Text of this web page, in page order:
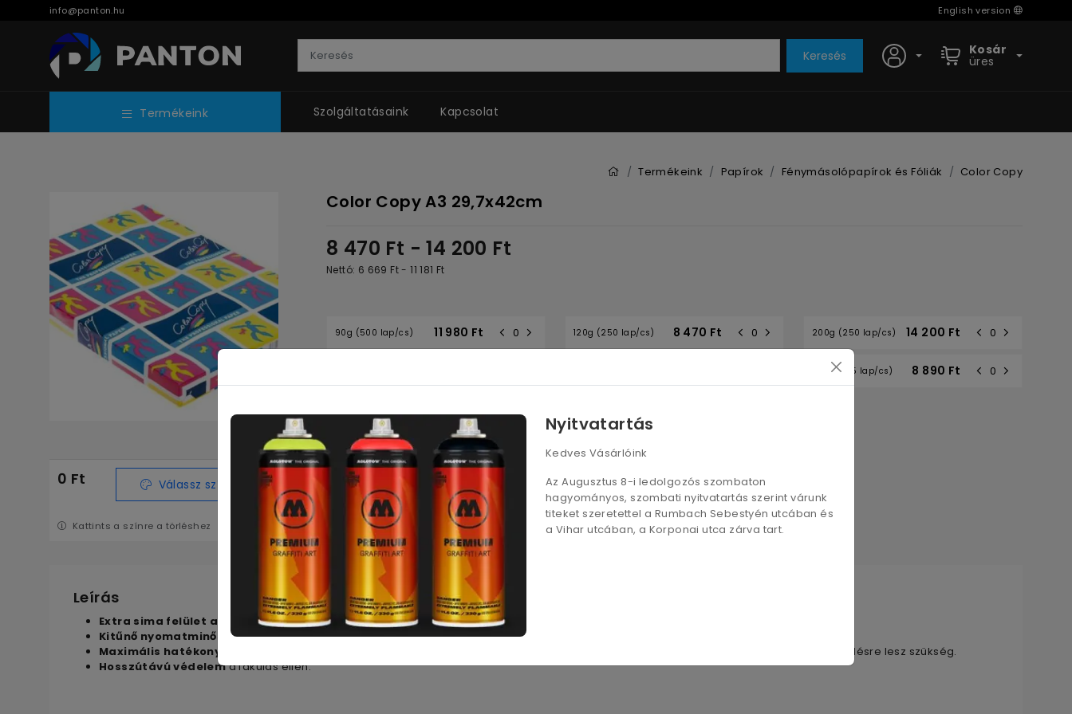
Nyitvatartás
Kedves Vásárlóink
Az Augusztus 8-i ledolgozós szombaton
hagyományos, szombati nyitvatartás szerint várunk
titeket szeretettel a Rumbach Sebestyén utcában és
a Vihar utcában, a Korponai utca zárva tart.
info@panton.hu English version
Keresés Kosár
üres
Termékeink Szolgáltatásaink Kapcsolat
Termékeink Papírok Fénymásolópapírok és Fóliák Color Copy
0 Ft Válassz színeket
Kattints a színre a törléshez
Color Copy A3 29,7x42cm
8 470 Ft - 14 200 Ft
Nettó: 6 669 Ft- 11 181 Ft
90g (500 lap/cs) 11 980 Ft 120g (250 lap/cs) 8 470 Ft 200g (250 lap/cs) 14 200 Ft
250g (125 lap/cs) 8 890 Ft
Leírás
Extra sima felület a világos színek reprodukálásához,
kiváló fehérség és opacitás.
Kitűnő nyomatminőséget eredményező felületkezelésés kitűnő papírkialakítás a tökéletes papíradagolás érdekében.
Maximális hatékonyság a tökéletes futtathatóságnak köszönhetően.
A papír porképzését minimalizáltuk, így kevesebb szervizelésre lesz szükség.
Hosszútávú védelema fakulás ellen.